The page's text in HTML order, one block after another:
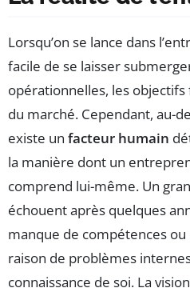
Lorsqu’on se lance dans
facile de se laisser
opérationnelles, les
du marché. Cependant, au-
existe un facteur humain
la manière dont un
comprend lui-même. Un
échouent après quelques
manque de compétences
raison de problèmes
connaissance de soi. La